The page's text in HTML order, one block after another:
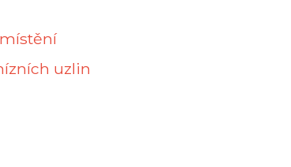
uzlin